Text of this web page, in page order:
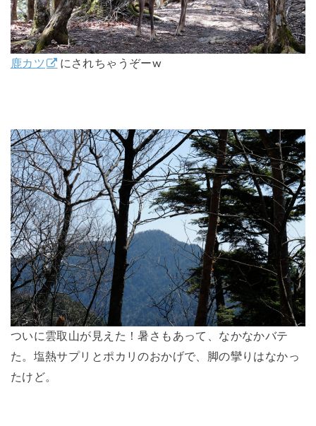
鹿カツ にされちゃうぞーw
ついに雲取山が見えた！暑さもあって、なかなかバテ
た。塩熱サプリとポカリのおかげで、脚の攣りはなかっ
たけど。